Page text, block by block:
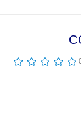
☆ ☆ ☆ ☆ ☆